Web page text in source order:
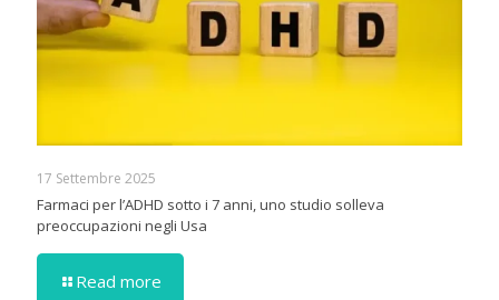
17 Settembre 2025
Farmaci per l’ADHD sotto i 7 anni, uno studio solleva
preoccupazioni negli Usa
Read more